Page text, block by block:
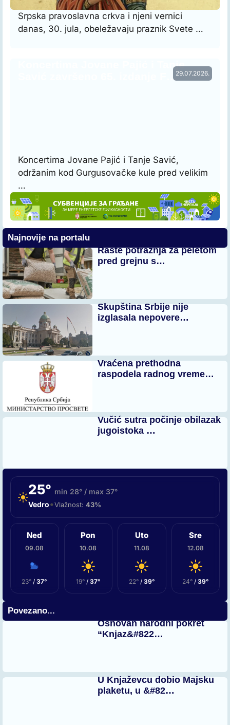
Srpska pravoslavna crkva i njeni vernici
danas, 30. jula, obeležavaju praznik Svete …
29.07.2026.
Koncertima Jovane Pajić i Tanje
Savić završeno 65. izdanje F…
Koncertima Jovane Pajić i Tanje Savić,
održanim kod Gurgusovačke kule pred velikim
…
Najnovije na portalu
Raste potražnja za peletom
pred grejnu s…
Skupština Srbije nije
izglasala nepovere…
Vraćena prethodna
raspodela radnog vreme…
Vučić sutra počinje obilazak
jugoistoka …
25° min 28° / max 37°
Vedro•Vlažnost: 43%
Ned
09.08
23° /37°
Pon
10.08
19°/ 37°
Uto
11.08
22°/ 39°
Sre
12.08
24°/ 39°
Povezano...
Osnovan narodni pokret
“Knjaz&#822…
U Knjaževcu dobio Majsku
plaketu, u &#82…